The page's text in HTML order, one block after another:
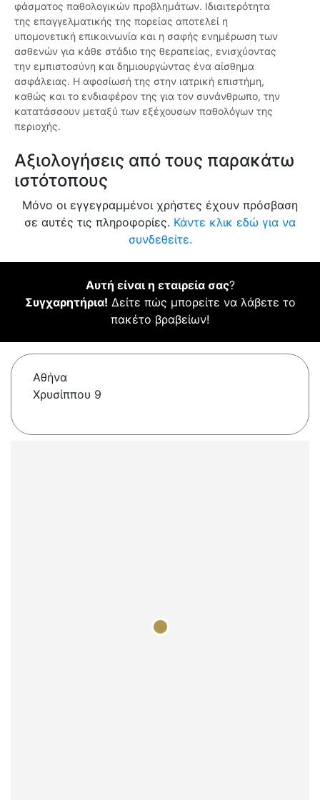
φάσματος παθολογικών προβλημάτων. Ιδιαιτερότητα
της επαγγελματικής της πορείας αποτελεί η
υπομονετική επικοινωνία και η σαφής ενημέρωση των
ασθενών για κάθε στάδιο της θεραπείας, ενισχύοντας
την εμπιστοσύνη και δημιουργώντας ένα αίσθημα
ασφάλειας. Η αφοσίωσή της στην ιατρική επιστήμη,
καθώς και το ενδιαφέρον της για τον συνάνθρωπο, την
κατατάσσουν μεταξύ των εξέχουσων παθολόγων της
περιοχής.
Αξιολογήσεις από τους παρακάτω
ιστότοπους
Μόνο οι εγγεγραμμένοι χρήστες έχουν πρόσβαση
σε αυτές τις πληροφορίες. Κάντε κλικ εδώ για να
συνδεθείτε.
Αυτή είναι η εταιρεία σας?
Συγχαρητήρια! Δείτε πώς μπορείτε να λάβετε το
πακέτο βραβείων!
Αθήνα
Χρυσίππου 9